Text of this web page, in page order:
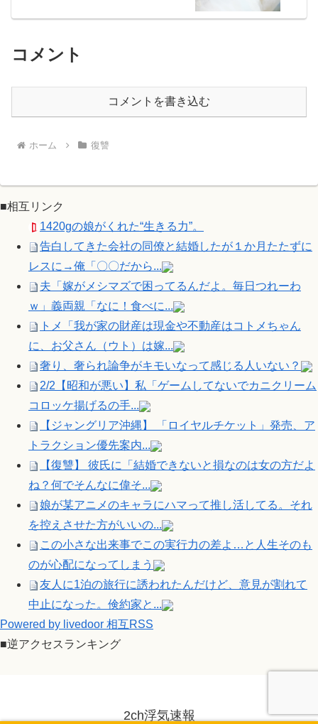
コメント
コメントを書き込む
ホーム 復讐
■相互リンク
1420gの娘がくれた“生きる力”。
告白してきた会社の同僚と結婚したが１か月たたずに
レスに→俺「〇〇だから...
夫「嫁がメシマズで困ってるんだよ。毎日つれーわ
ｗ」義両親「なに！食べに...
トメ「我が家の財産は現金や不動産はコトメちゃん
に、お父さん（ウト）は嫁...
奢り、奢られ論争がキモいなって感じる人いない？
2/2【昭和が悪い】私「ゲームしてないでカニクリーム
コロッケ揚げるの手...
【ジャングリア沖縄】 「ロイヤルチケット」発売、ア
トラクション優先案内...
【復讐】 彼氏に「結婚できないと損なのは女の方だよ
ね？何でそんなに偉そ...
娘が某アニメのキャラにハマって推し活してる。それ
を控えさせた方がいいの...
この小さな出来事でこの実行力の差よ…と人生そのも
のが心配になってしまう
友人に1泊の旅行に誘われたんだけど、意見が割れて
中止になった。倹約家と...
Powered by livedoor 相互RSS
■逆アクセスランキング
2ch浮気速報